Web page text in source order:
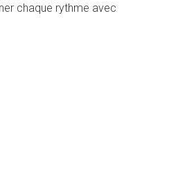
chaque rythme avec